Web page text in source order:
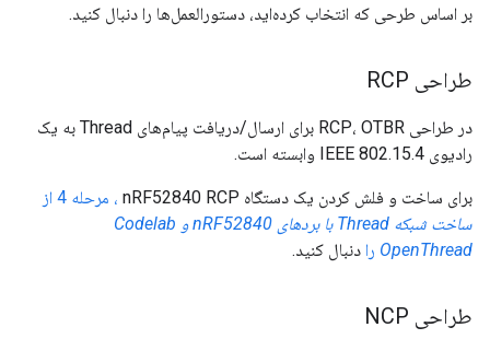
بر اساس طرحی که انتخاب کرده‌اید، دستورالعمل‌ها را دنبال کنید.
طراحی RCP
در طراحی RCP، OTBR برای ارسال/دریافت پیام‌های Thread به یک
رادیوی IEEE 802.15.4 وابسته است.
برای ساخت و فلش کردن یک دستگاه nRF52840 RCP
، مرحله 4 از
ساخت شبکه Thread با بردهای nRF52840 و Codelab
OpenThread را دنبال کنید.
طراحی NCP